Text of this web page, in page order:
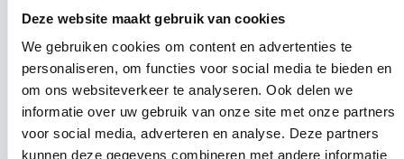
Deze website maakt gebruik van cookies
We gebruiken cookies om content en advertenties te
personaliseren, om functies voor social media te bieden en
om ons websiteverkeer te analyseren. Ook delen we
informatie over uw gebruik van onze site met onze partners
voor social media, adverteren en analyse. Deze partners
kunnen deze gegevens combineren met andere informatie
daarom investeert Van Kesteren bewust in jonge aanwas.
Door leerlingen zelf op te leiden, verzekert het bedrijf zich
van medewerkers die passen bij de cultuur, het
kwaliteitsniveau en de ambities van het team.
Binnen het leertraject is ook ruimte voor innovatie: